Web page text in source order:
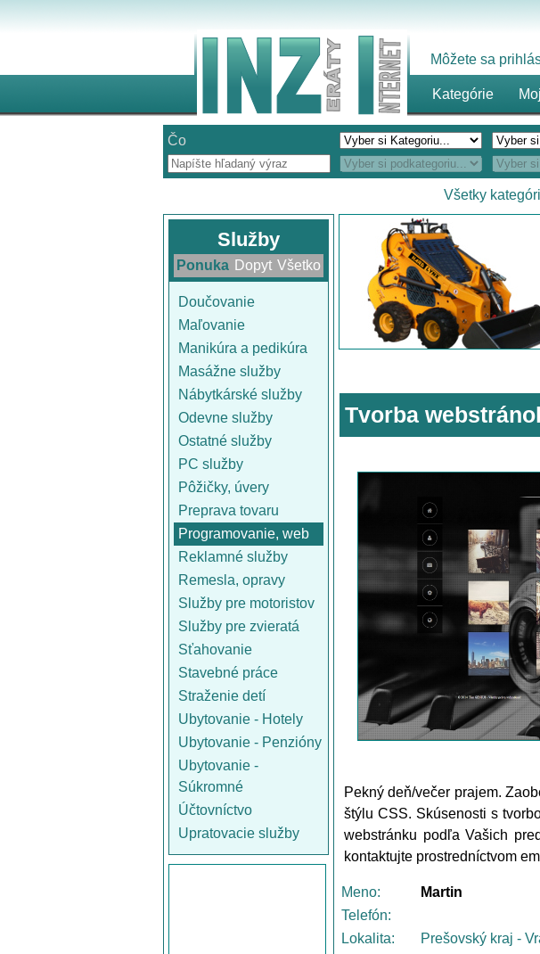
Môžete sa
Kategórie
Čo
Všetky
Služby
Ponuka Dopyt Všetko
Doučovanie
Maľovanie
Manikúra a pedikúra
Masážne služby
Nábytkárské služby
Odevne služby
Ostatné služby
PC služby
Pôžičky, úvery
Preprava tovaru
Programovanie, web
Reklamné služby
Remesla, opravy
Služby pre motoristov
Služby pre zvieratá
Sťahovanie
Stavebné práce
Straženie detí
Ubytovanie - Hotely
Ubytovanie - Penzióny
Ubytovanie -
Súkromné
Účtovníctvo
Upratovacie služby
Tvorba
Pekný deň/večer prajem.
štýlu CSS. Skúsenosti s
webstránku podľa Vašich
kontaktujte prostredníctvom
Meno:
Martin
Telefón:
Lokalita:
Prešovský kraj -